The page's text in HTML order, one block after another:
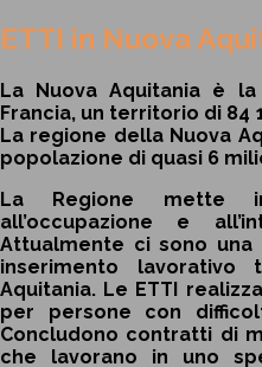
ETTI in Nuova
La Nuova Aquitania è
Francia, un territorio di 84
La regione della Nuova
popolazione di quasi 6
La Regione mette
all’occupazione e
Attualmente ci sono una
inserimento lavorativo
Aquitania. Le ETTI
per persone con
Concludono contratti di
che lavorano in uno